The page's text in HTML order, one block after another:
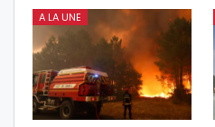
A LA UNE